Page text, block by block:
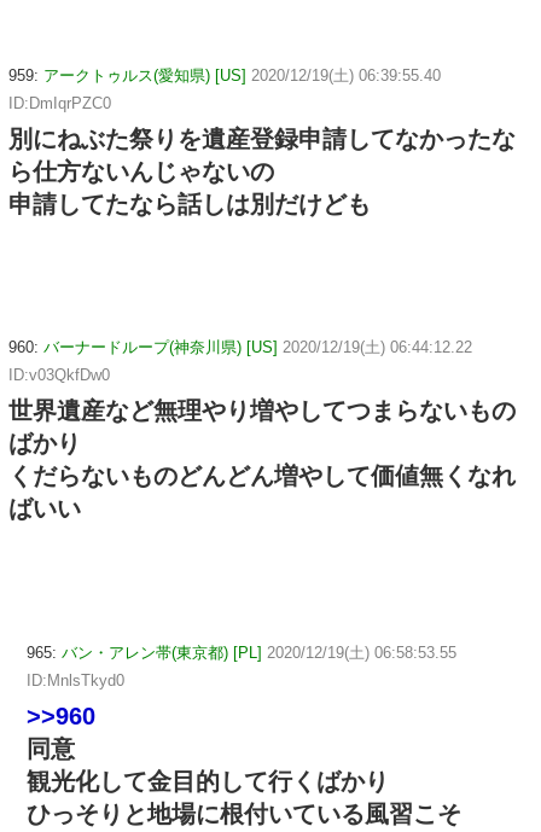
959: アークトゥルス(愛知県) [US] 2020/12/19(土) 06:39:55.40
ID:DmIqrPZC0
別にねぶた祭りを遺産登録申請してなかったな
ら仕方ないんじゃないの
申請してたなら話しは別だけども
960: バーナードループ(神奈川県) [US] 2020/12/19(土) 06:44:12.22
ID:v03QkfDw0
世界遺産など無理やり増やしてつまらないもの
ばかり
くだらないものどんどん増やして価値無くなれ
ばいい
965: バン・アレン帯(東京都) [PL] 2020/12/19(土) 06:58:53.55
ID:MnlsTkyd0
>>960
同意
観光化して金目的して行くばかり
ひっそりと地場に根付いている風習こそ